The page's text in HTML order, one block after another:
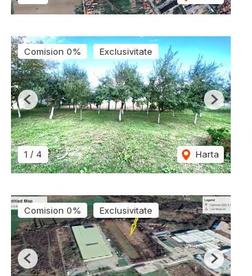
Comision 0% Exclusivitate
1 / 4 Harta
Previous Next
Comision 0% Exclusivitate
Previous Next